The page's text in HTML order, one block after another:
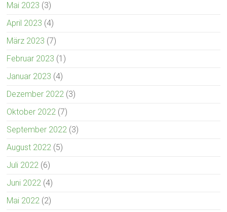
Mai 2023 (3)
April 2023 (4)
März 2023 (7)
Februar 2023 (1)
Januar 2023 (4)
Dezember 2022 (3)
Oktober 2022 (7)
September 2022 (3)
August 2022 (5)
Juli 2022 (6)
Juni 2022 (4)
Mai 2022 (2)